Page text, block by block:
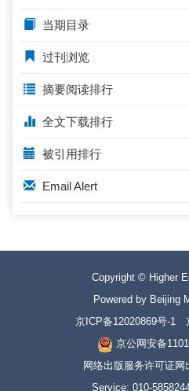
当期目录
过刊浏览
摘要阅读排行
全文下载排行
被引用排行
Email Alert
Copyright © Higher
Powered by Beijing
京ICP备12020869号-1
京公网安备
网络出版服务许可证网
Service: 010-